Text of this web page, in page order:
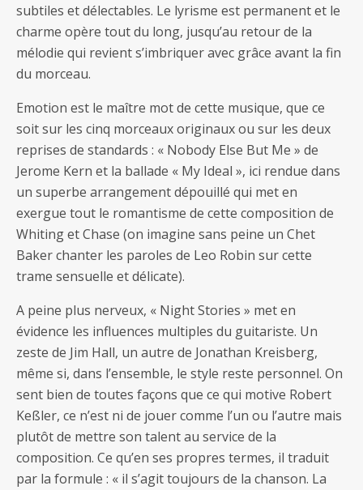
subtiles et délectables. Le lyrisme est permanent et le
charme opère tout du long, jusqu’au retour de la
mélodie qui revient s’imbriquer avec grâce avant la fin
du morceau.
Emotion est le maître mot de cette musique, que ce
soit sur les cinq morceaux originaux ou sur les deux
reprises de standards : « Nobody Else But Me » de
Jerome Kern et la ballade « My Ideal », ici rendue dans
un superbe arrangement dépouillé qui met en
exergue tout le romantisme de cette composition de
Whiting et Chase (on imagine sans peine un Chet
Baker chanter les paroles de Leo Robin sur cette
trame sensuelle et délicate).
A peine plus nerveux, « Night Stories » met en
évidence les influences multiples du guitariste. Un
zeste de Jim Hall, un autre de Jonathan Kreisberg,
même si, dans l’ensemble, le style reste personnel. On
sent bien de toutes façons que ce qui motive Robert
Keßler, ce n’est ni de jouer comme l’un ou l’autre mais
plutôt de mettre son talent au service de la
composition. Ce qu’en ses propres termes, il traduit
par la formule : « il s’agit toujours de la chanson. La